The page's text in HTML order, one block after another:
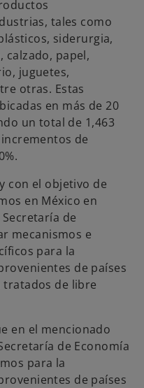
tales como
siderurgia,
papel,
juguetes,
otras. Estas
en más de 20
un total de 1,463
de
con el objetivo de
en México en
de
mecanismos e
para la
de países
tratados de libre
en el mencionado
de Economía
para la
de países